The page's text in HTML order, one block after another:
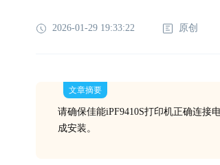
2026-01-29 19:33:22 原创
文章摘要
请确保佳能iPF9410S打印机正确连接
成安装。